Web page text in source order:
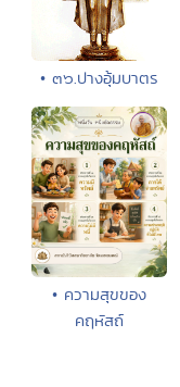
• ๓๖.ปางอุ้มบาตร
• ความสุขของ
คฤหัสถ์